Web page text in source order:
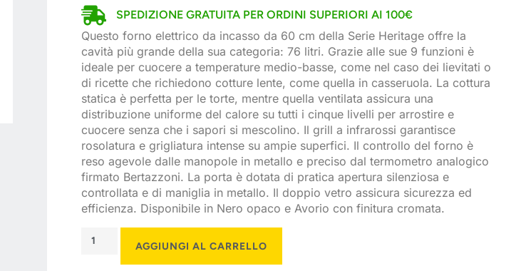
SPEDIZIONE GRATUITA PER ORDINI SUPERIORI AI 100€
Questo forno elettrico da incasso da 60 cm della Serie Heritage offre la
cavità più grande della sua categoria: 76 litri. Grazie alle sue 9 funzioni è
ideale per cuocere a temperature medio-basse, come nel caso dei lievitati o
di ricette che richiedono cotture lente, come quella in casseruola. La cottura
statica è perfetta per le torte, mentre quella ventilata assicura una
distribuzione uniforme del calore su tutti i cinque livelli per arrostire e
cuocere senza che i sapori si mescolino. Il grill a infrarossi garantisce
rosolatura e grigliatura intense su ampie superfici. Il controllo del forno è
reso agevole dalle manopole in metallo e preciso dal termometro analogico
firmato Bertazzoni. La porta è dotata di pratica apertura silenziosa e
controllata e di maniglia in metallo. Il doppio vetro assicura sicurezza ed
efficienza. Disponibile in Nero opaco e Avorio con finitura cromata.
AGGIUNGI AL CARRELLO